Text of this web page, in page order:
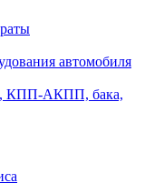
автомобиля
КПП-АКПП, бака,